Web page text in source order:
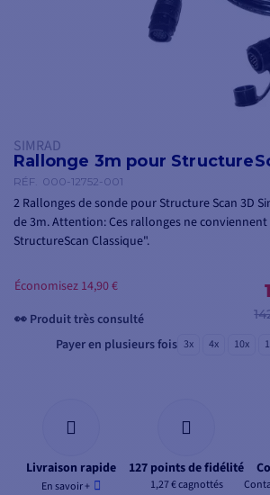
SIMRAD
Rallonge 3m pour
RÉF. 000-12752-001
2 Rallonges de sonde pour Structure Scan 3D
de 3m. Attention: Ces rallonges ne conviennent
StructureScan Classique".
Économisez 14,90 €
👀 Produit très consulté
Payer en plusieurs fois 3x 4x 10x
Livraison rapide
En savoir +
127 points de fidélité
1,27 € cagnottés